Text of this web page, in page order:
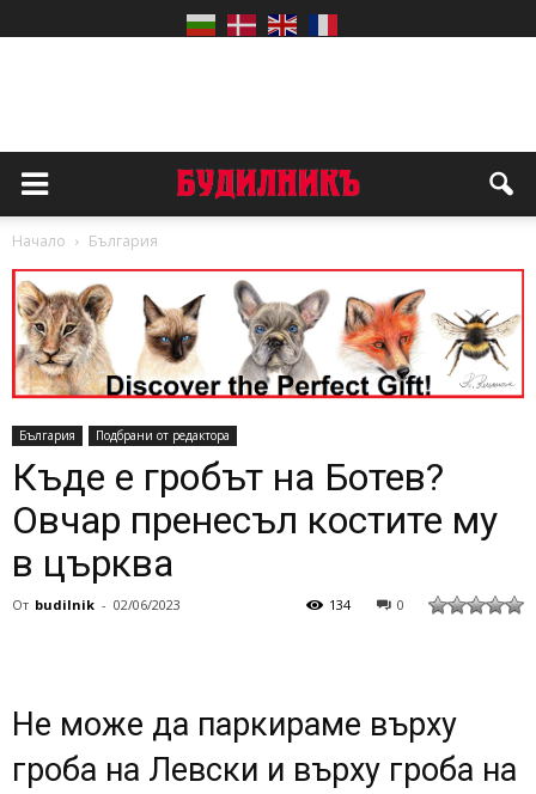
Начало България
България Подбрани от редактора
Къде е гробът на Ботев?
Овчар пренесъл костите му
в църква
От budilnik - 02/06/2023 0
134
Не може да паркираме върху
гроба на Левски и върху гроба на